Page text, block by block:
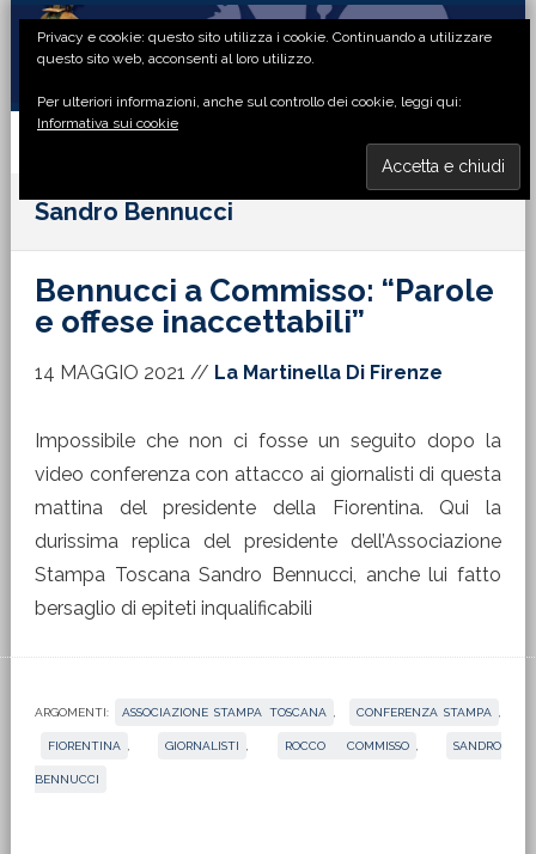
Passa
primaria
Passa
principale
Passa
laterale
Passa
di
Sandro Bennucci
Bennucci a Commisso: “Parole
e offese inaccettabili”
14 MAGGIO 2021 // La Martinella Di Firenze
Impossibile che non ci fosse un seguito dopo la
video conferenza con attacco ai giornalisti di questa
mattina del presidente della Fiorentina. Qui la
durissima replica del presidente dell’Associazione
Stampa Toscana Sandro Bennucci, anche lui fatto
bersaglio di epiteti inqualificabili
ARGOMENTI: ASSOCIAZIONE STAMPA TOSCANA CONFERENZA STAMPA
FIORENTINA GIORNALISTI ROCCO COMMISSO SANDRO
BENNUCCI
Privacy e cookie: questo sito utilizza i cookie. Continuando a utilizzare
questo sito web, acconsenti al loro utilizzo.
Per ulteriori informazioni, anche sul controllo dei cookie, leggi qui:
Informativa sui cookie